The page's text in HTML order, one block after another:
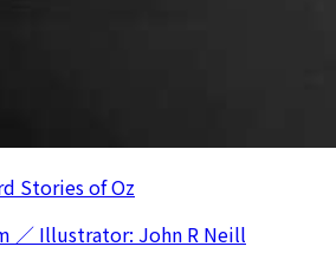
Stories of Oz
／ Illustrator: John R Neill